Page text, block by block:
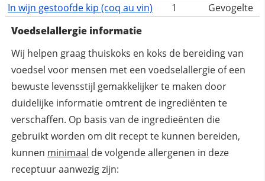
In wijn gestoofde kip (coq au vin)
1
Gevogelte
Voedselallergie informatie
Wij helpen graag thuiskoks en koks de bereiding van
voedsel voor mensen met een voedselallergie of een
bewuste levensstijl gemakkelijker te maken door
duidelijke informatie omtrent de ingrediënten te
verschaffen. Op basis van de ingredieënten die
gebruikt worden om dit recept te kunnen bereiden,
kunnen minimaal de volgende allergenen in deze
receptuur aanwezig zijn: